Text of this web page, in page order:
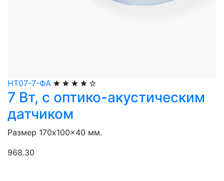
НТ07-7-ФА
7 Вт, с оптико-акустическим
датчиком
Размер 170x100x40 мм.
968.30